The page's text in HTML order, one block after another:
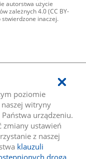
poziomie
witryny
urządzeniu.
zmiany ustawień
z naszej
klauzuli
drogą
autorstwa użycie
zależnych 4.0 (CC BY-
stwierdzone inaczej.